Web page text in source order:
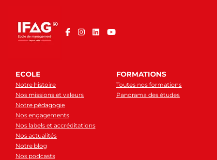
ECOLE
Notre histoire
Nos missions et valeurs
Notre pédagogie
Nos engagements
Nos labels et accréditations
Nos actualités
Notre blog
Nos podcasts
FORMATIONS
Toutes nos formations
Panorama des études